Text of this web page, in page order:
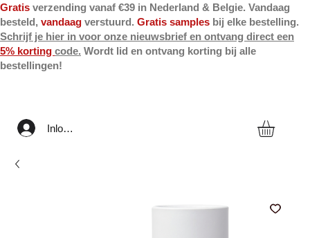
Gratis verzending vanaf €39 in Nederland & Belgie. Vandaag
besteld, vandaag verstuurd. Gratis samples bij elke bestelling.
Schrijf je hier in voor onze nieuwsbrief en ontvang direct een
5% korting code. Wordt lid en ontvang korting bij alle
bestellingen!
Inloggen